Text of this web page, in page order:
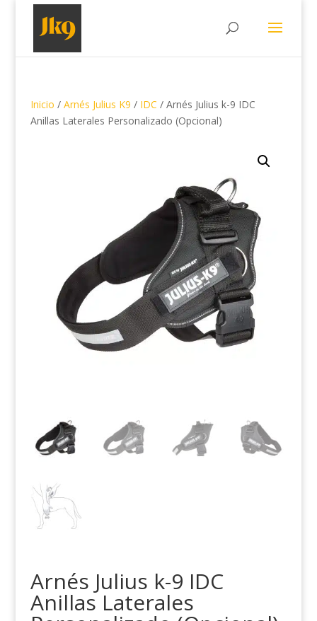
Inicio / Arnés Julius K9 / IDC / Arnés Julius k-9 IDC
Anillas Laterales Personalizado (Opcional)
Arnés Julius k-9 IDC
Anillas Laterales